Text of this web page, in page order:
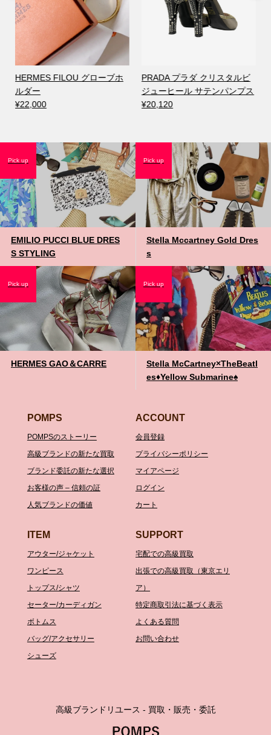
プラダ クリスタルビ
ューヒール サテンパンプス
HERMES エルメス コンスタ
ンスミニ ブラック ボックス
カーフ ゴールド金具 D刻印
ヴェ
EMILIO PUCCI BLUE DRES
S STYLING
Pick up
Stella Mccartney Gold Dres
s
Pick up
HERMES GAO＆CARRE
Pick up
Stella McCartney×TheBeatl
es♦️Yellow Submarine♠️
Pick up
POMPS
POMPSのストーリー
高級ブランドの新たな買取
ブランド委託の新たな選択
お客様の声 – 信頼の証
人気ブランドの価値
ACCOUNT
会員登録
プライバシーポリシー
マイアページ
ログイン
カート
ITEM
アウター/ジャケット
ワンピース
トップス/シャツ
セーター/カーディガン
ボトムス
バッグ/アクセサリー
シューズ
SUPPORT
宅配での高級買取
出張での高級買取（東京エリ
ア）
特定商取引法に基づく表示
よくある質問
お問い合わせ
高級ブランドリユース - 買取・販売・委託